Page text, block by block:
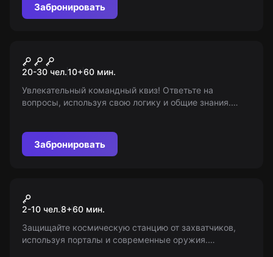
Забронировать
Квиз
20-30 чел.10+60 мин.
Увлекательный командный квиз! Ответьте на
вопросы, используя свою логику и общие знания.
Забронировать
Space Battle
2-10 чел.8+60 мин.
Защищайте космическую станцию от захватчиков,
используя порталы и современные оружия.